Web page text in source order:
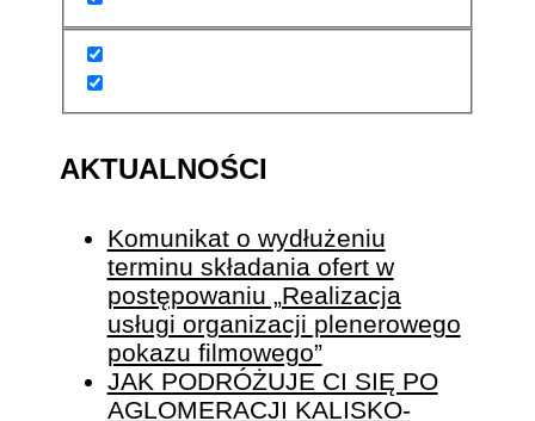
AKTUALNOŚCI
Komunikat o wydłużeniu
terminu składania ofert w
postępowaniu „Realizacja
usługi organizacji plenerowego
pokazu filmowego”
JAK PODRÓŻUJE CI SIĘ PO
AGLOMERACJI KALISKO-